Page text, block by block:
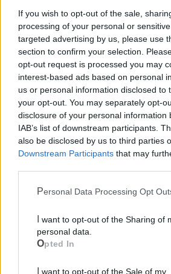
If you wish to opt-out of the sale,
processing of your personal or
targeted advertising by us, please use
section to confirm your selection.
opt-out request is processed you may
interest-based ads based on personal
us or personal information disclosed to
your opt-out. You may separately opt-
disclosure of your personal information
IAB’s list of downstream participants.
also be disclosed by us to third parties
Downstream Participants that may
Personal Data Processing Opt
personal data.
Opted In
culinaria. Tradizione dunque che si
all’innovazione.
E Francesco Valente tutto questo lo
vita e il lavoro nei ristoranti Del Ponte
cambiato la sua anima pugliese fatta
Stessi ingredienti, del resto, che
della cucina italiana riconosciuta
Immateriale dell’Unesco nella sua
scopriremo sabato 20 dicembre a
Italia Uno.